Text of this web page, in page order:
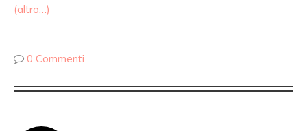
(altro…)
0 Commenti